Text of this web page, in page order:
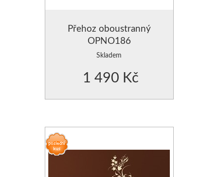
Přehoz oboustranný
OPNO186
Skladem
1 490 Kč